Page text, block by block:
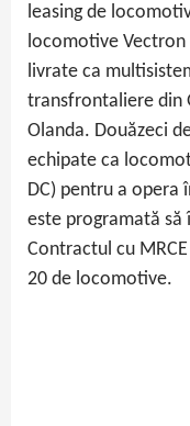
leasing de
locomotive
livrate ca
transfrontaliere din
Olanda. Douăzeci
echipate ca
DC) pentru a
este programată să
Contractul cu
20 de locomotive.